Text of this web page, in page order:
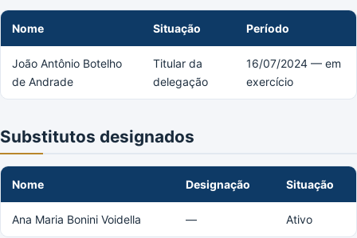
Nome Situação Período
João Antônio Botelho
de Andrade
Titular da
delegação
16/07/2024 — em
exercício
Substitutos designados
Nome Designação Situação
Ana Maria Bonini Voidella — Ativo